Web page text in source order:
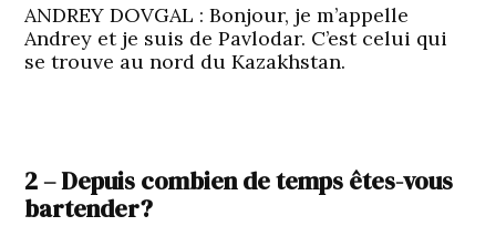
ANDREY DOVGAL : Bonjour, je m’appelle
Andrey et je suis de Pavlodar. C’est celui qui
se trouve au nord du Kazakhstan.
2 – Depuis combien de temps êtes-vous
bartender?